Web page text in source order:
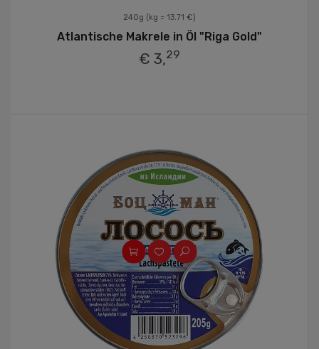
240g (kg = 13.71 €)
Atlantische Makrele in Öl "Riga Gold"
€ 3,29